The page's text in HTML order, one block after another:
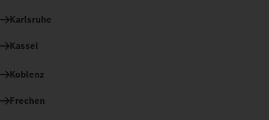
Karlsruhe
Kassel
Koblenz
Frechen